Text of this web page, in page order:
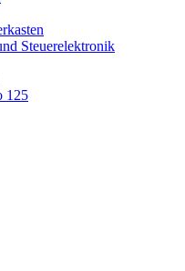
Steuerelektronik
125